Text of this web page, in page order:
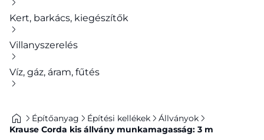
Kert, barkács, kiegészítők
Villanyszerelés
Víz, gáz, áram, fűtés
Építőanyag Építési kellékek
Állványok
Krause Corda kis állvány munkamagasság: 3 m